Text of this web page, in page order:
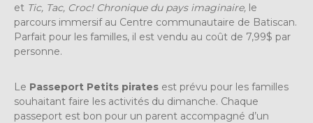
et Tic, Tac, Croc! Chronique du pays imaginaire, le
parcours immersif au Centre communautaire de Batiscan.
Parfait pour les familles, il est vendu au coût de 7,99$ par
personne.
Le Passeport Petits pirates est prévu pour les familles
souhaitant faire les activités du dimanche. Chaque
passeport est bon pour un parent accompagné d’un